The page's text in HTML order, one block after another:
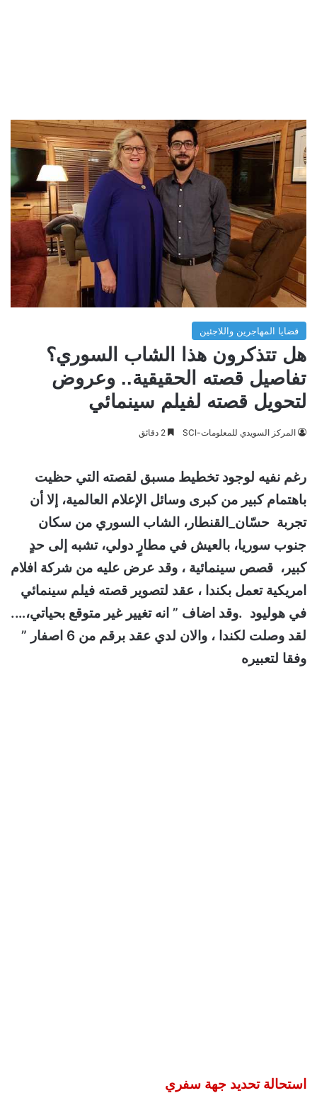
قضايا المهاجرين واللاجئين
هل تتذكرون هذا الشاب السوري؟
تفاصيل قصته الحقيقية.. وعروض
لتحويل قصته لفيلم سينمائي
المركز السويدي للمعلومات-SCI
رغم نفيه لوجود تخطيط مسبق لقصته التي حظيت
باهتمام كبير من كبرى وسائل الإعلام العالمية، إلا أن
تجربة حسّان_القنطار، الشاب السوري من سكان
جنوب سوريا، بالعيش في مطارٍ دولي، تشبه إلى حدٍ
كبير، قصص سينمائية ، وقد عرض عليه من شركة افلام
امريكية تعمل بكندا ، عقد لتصوير قصته فيلم سينمائي
في هوليود .وقد اضاف ” انه تغيير غير متوقع بحياتي،….
لقد وصلت لكندا ، والان لدي عقد برقم من 6 اصفار ”
وفقا لتعبيره
استحالة تحديد جهة سفري